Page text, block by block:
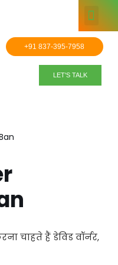
+91 837-395-7958
LET'S TALK